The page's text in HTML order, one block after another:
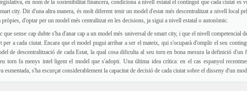
en nom de la sostenibilitat financera, condiciona a nivell estatal el contingut que cada ciutat es
city. Dit d'una altra manera, és molt diferent tenir un model d'estat més descentralitzat a nivell local
d'optar per un model més centralitzat en les decisions, ja sigui a nivell estatal o autonòmic.
que sense cap dubte s'ha d'anar cap a un model més universal de smart city, i que el nivell competencial
per a cada ciutat. Encara que el model pugui arribar a ser el mateix, qui s'ocuparà d'omplir el seu
de descentralització de cada Estat, la qual cosa dificulta al seu torn en bona mesura la definició
torn fa menys intel·ligent el model que s'adopti. Una última idea crítica: en el cas espanyol
esmentada, s'ha escurçat considerablement la capacitat de decisió de cada ciutat sobre el disseny d'un